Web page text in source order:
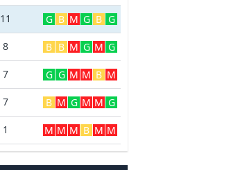
11 G B M G B G
8 B B M G M G
7 G G M M B M
7 B M G M M G
1 M M M B M M